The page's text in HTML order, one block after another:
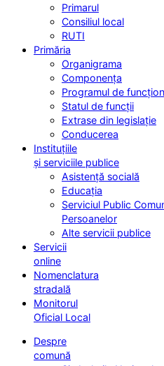
Primarul
Consiliul local
RUTI
Primăria
Organigrama
Componența
Programul de
Statul de funcții
Extrase din legislație
Conducerea
Instituțiile
și serviciile publice
Asistență socială
Educația
Serviciul Public
Persoanelor
Alte servicii publice
Servicii
online
Nomenclatura
stradală
Monitorul
Oficial Local
Despre
comună